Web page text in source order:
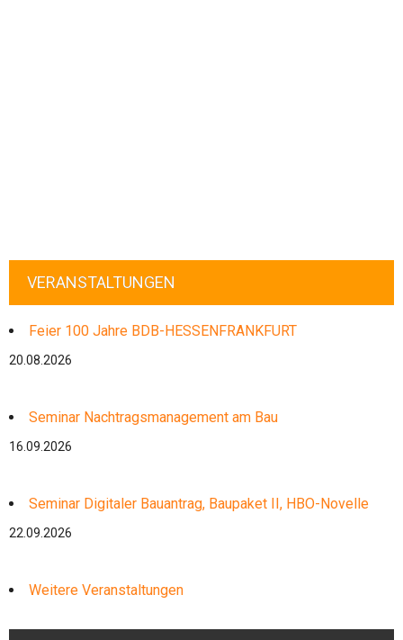
VERANSTALTUNGEN
Feier 100 Jahre BDB-HESSENFRANKFURT
20.08.2026
Seminar Nachtragsmanagement am Bau
16.09.2026
Seminar Digitaler Bauantrag, Baupaket II, HBO-Novelle
22.09.2026
Weitere Veranstaltungen